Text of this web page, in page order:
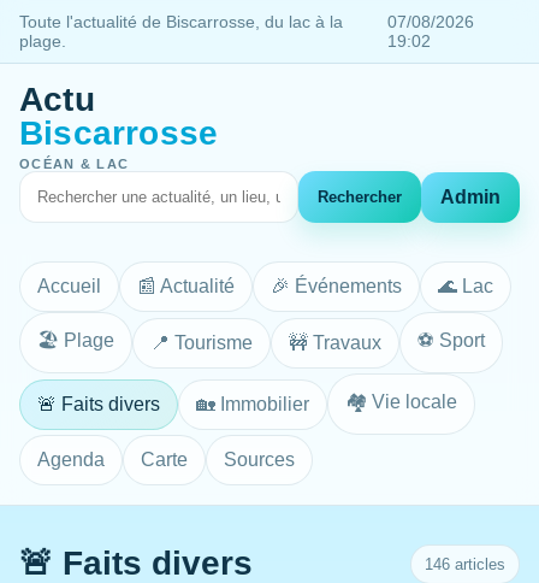
Toute l'actualité de Biscarrosse, du lac à la
plage.
07/08/2026
19:02
Actu
Biscarrosse
OCÉAN & LAC
Rechercher Admin
Accueil 📰 Actualité 🎉 Événements 🌊 Lac
🏖️ Plage 📍 Tourisme 🚧 Travaux ⚽ Sport
🚨 Faits divers 🏡 Immobilier 🏘️ Vie locale
Agenda Carte Sources
🚨 Faits divers 146 articles